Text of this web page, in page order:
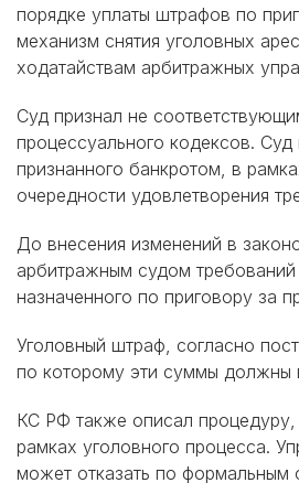
порядке уплаты штрафов по
механизм снятия уголовных
ходатайствам арбитражных
Суд признал не
процессуального кодексов.
признанного банкротом, в
очередности удовлетворения
До внесения изменений в
арбитражным судом
назначенного по приговору за
Уголовный штраф, согласно
по которому эти суммы должны
КС РФ также описал процедуру,
рамках уголовного процесса.
может отказать по формальным